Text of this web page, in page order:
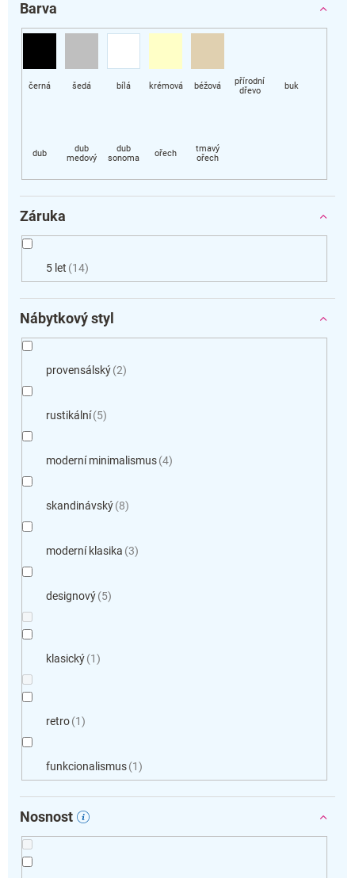
Barva
Záruka
5 let 14
Nábytkový styl
provensálský 2
rustikální 5
moderní minimalismus 4
skandinávský 8
moderní klasika 3
designový 5
klasický 1
retro 1
funkcionalismus 1
Nosnost